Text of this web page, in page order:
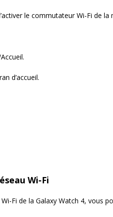
le commutateur Wi-Fi de la
d’accueil.
Wi-Fi
Fi de la Galaxy Watch 4, vous